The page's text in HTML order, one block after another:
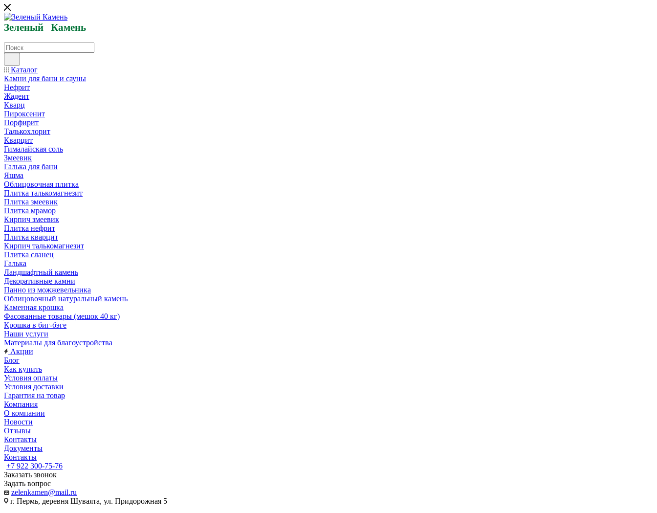
Зеленый Камень
Каталог
Камни для бани и сауны
Нефрит
Жадеит
Кварц
Пироксенит
Порфирит
Талькохлорит
Кварцит
Гималайская соль
Змеевик
Галька для бани
Яшма
Облицовочная плитка
Плитка талькомагнезит
Плитка змеевик
Плитка мрамор
Кирпич змеевик
Плитка нефрит
Плитка кварцит
Кирпич талькомагнезит
Плитка сланец
Галька
Ландшафтный камень
Декоративные камни
Панно из можжевельника
Облицовочный натуральный камень
Каменная крошка
Фасованные товары (мешок 40 кг)
Крошка в биг-бэге
Наши услуги
Материалы для благоустройства
Акции
Блог
Как купить
Условия оплаты
Условия доставки
Гарантия на товар
Компания
О компании
Новости
Отзывы
Контакты
Документы
Контакты
+7 922 300-75-76
Заказать звонок
Задать вопрос
zelenkamen@mail.ru
г. Пермь, деревня Шуваята, ул. Придорожная 5